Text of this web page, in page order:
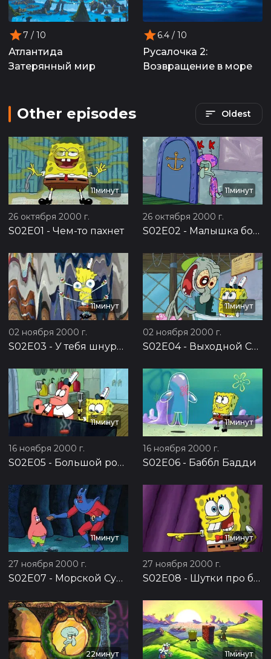
7 / 10
Атлантида
Затерянный мир
6.4 / 10
Русалочка 2:
Возвращение в море
Other episodes Oldest
11минут
26 октября 2000 г.
S02E01 - Чем-то пахнет
11минут
26 октября 2000 г.
S02E02 - Малышка босс
11минут
02 ноября 2000 г.
S02E03 - У тебя шнурки не завязаны
11минут
02 ноября 2000 г.
S02E04- Выходной Сквида
11минут
16 ноября 2000 г.
S02E05 - Большой розовый неудачник
11минут
16 ноября 2000 г.
S02E06 - Баббл Бадди
11минут
27 ноября 2000 г.
S02E07 - Морской Супермен и Очкарик 3
11минут
27 ноября 2000 г.
S02E08 - Шутки про белок
22минут 11минут